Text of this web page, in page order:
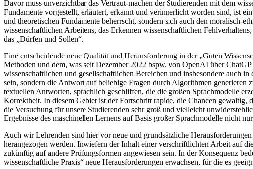
Davor muss unverzichtbar das Vertraut-machen der Studierenden mit dem
Fundamente vorgestellt, erläutert, erkannt und verinnerlicht worden sind, ist
und theoretischen Fundamente beherrscht, sondern sich auch den moralisch-
wissenschaftlichen Arbeitens, das Erkennen wissenschaftlichen
das „Dürfen und Sollen“.
Eine entscheidende neue Qualität und Herausforderung in der „Guten
Methoden und dem, was seit Dezember 2022 bspw. von OpenAI über
wissenschaftlichen und gesellschaftlichen Bereichen und insbesondere auch
sein, sondern die Antwort auf beliebige Fragen durch Algorithmen generieren
textuellen Antworten, sprachlich geschliffen, die die großen Sprachmodelle
Korrektheit. In diesem Gebiet ist der Fortschritt rapide, die Chancen
die Versuchung für unsere Studierenden sehr groß und vielleicht
Ergebnisse des maschinellen Lernens auf Basis großer Sprachmodelle nicht
Auch wir Lehrenden sind hier vor neue und grundsätzliche
herangezogen werden. Inwiefern der Inhalt einer verschriftlichten Arbeit auf
zukünftig auf andere Prüfungsformen angewiesen sein. In der Konsequenz
wissenschaftliche Praxis“ neue Herausforderungen erwachsen, für die es